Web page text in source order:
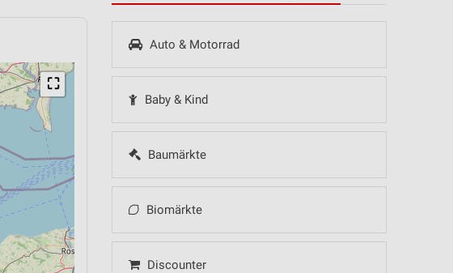
Auto & Motorrad
Baby & Kind
Baumärkte
Biomärkte
Discounter
⛶